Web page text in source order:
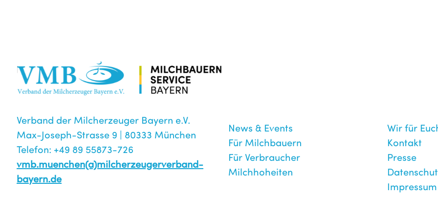
Verband der Milcherzeuger Bayern e.V.
Max-Joseph-Strasse 9 | 80333 München
Telefon: +49 89 55873-726
vmb.muenchen(a)milcherzeugerverband-
bayern.de
News & Events
Für Milchbauern
Für Verbraucher
Milchhoheiten
Wir für
Kontakt
Presse
Impressum